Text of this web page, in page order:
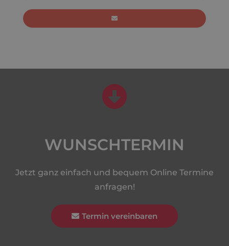
WUNSCHTERMIN
Jetzt ganz einfach und bequem Online Termine
anfragen!
Termin vereinbaren